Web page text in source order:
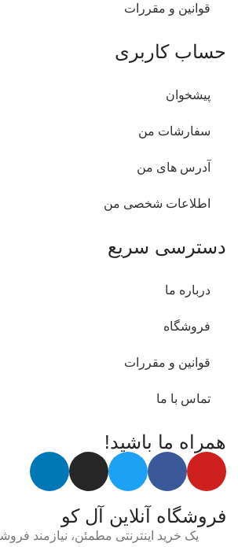
قوانین و مقررات
حساب کاربری
پیشخوان
سفارشات من
آدرس های من
اطلاعات شخصی من
دسترسی سریع
درباره ما
فروشگاه
قوانین و مقررات
تماس با ما
همراه ما باشید!
فروشگاه آنلاین آل کو
یک خرید اینترنتی مطمئن، نیازمند